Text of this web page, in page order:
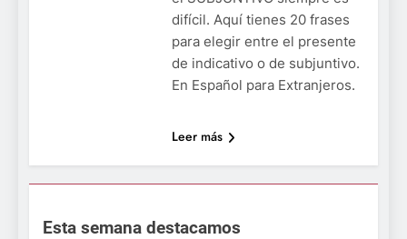
difícil. Aquí tienes 20 frases
para elegir entre el presente
de indicativo o de subjuntivo.
En Español para Extranjeros.
Leer más
Esta semana destacamos